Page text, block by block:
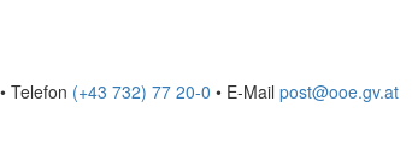
• Telefon (+43 732) 77 20-0 • E-Mail post@ooe.gv.at